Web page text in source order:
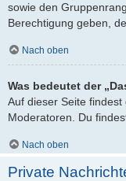
sowie den
Berechtigung geben,
Nach oben
Was bedeutet der
Auf dieser Seite
Moderatoren. Du
Nach oben
Private